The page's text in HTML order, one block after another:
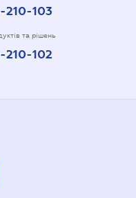
103
та рішень
102